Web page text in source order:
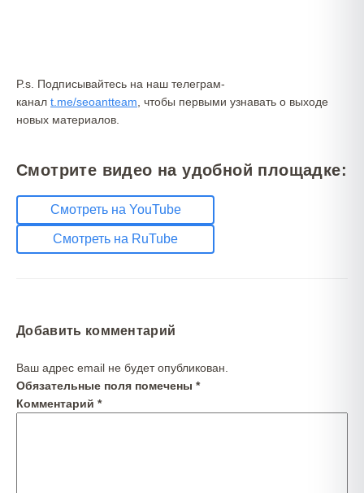
P.s. Подписывайтесь на наш телеграм-
канал t.me/seoantteam , чтобы первыми узнавать о выходе
новых материалов.
Смотрите видео на удобной площадке:
Смотреть на YouTube
Смотреть на RuTube
Добавить комментарий
Ваш адрес email не будет опубликован.
Обязательные поля помечены *
Комментарий *